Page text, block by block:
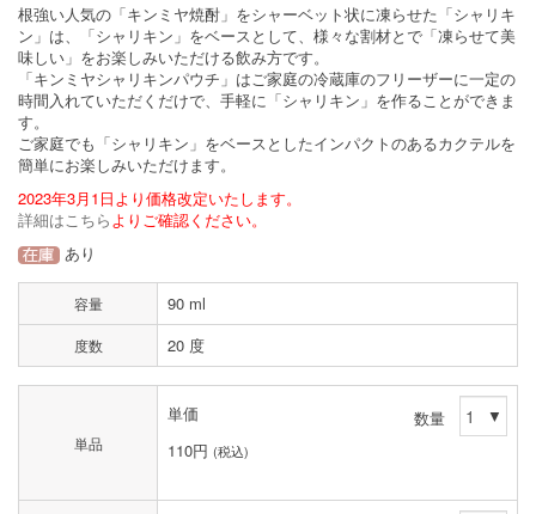
根強い人気の「キンミヤ焼酎」をシャーベット状に凍らせた「シャリキ
ン」は、「シャリキン」をベースとして、様々な割材とで「凍らせて美
味しい」をお楽しみいただける飲み方です。
「キンミヤシャリキンパウチ」はご家庭の冷蔵庫のフリーザーに一定の
時間入れていただくだけで、手軽に「シャリキン」を作ることができま
す。
ご家庭でも「シャリキン」をベースとしたインパクトのあるカクテルを
簡単にお楽しみいただけます。
2023年3月1日より価格改定いたします。
詳細はこちら よりご確認ください。
あり
容量 90 ml
度数 20 度
単品
単価
110円 (税込)
数量